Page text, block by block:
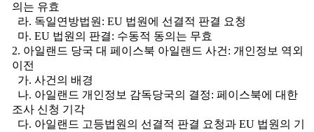
의는 유효
라. 독일연방법원: EU 법원에 선결적 판결 요청
마. EU 법원의 판결: 수동적 동의는 무효
2. 아일랜드 당국 대 페이스북 아일랜드 사건: 개인정보 역외
이전
가. 사건의 배경
나. 아일랜드 개인정보 감독당국의 결정: 페이스북에 대한
조사 신청 기각
다. 아일랜드 고등법원의 선결적 판결 요청과 EU 법원의 기